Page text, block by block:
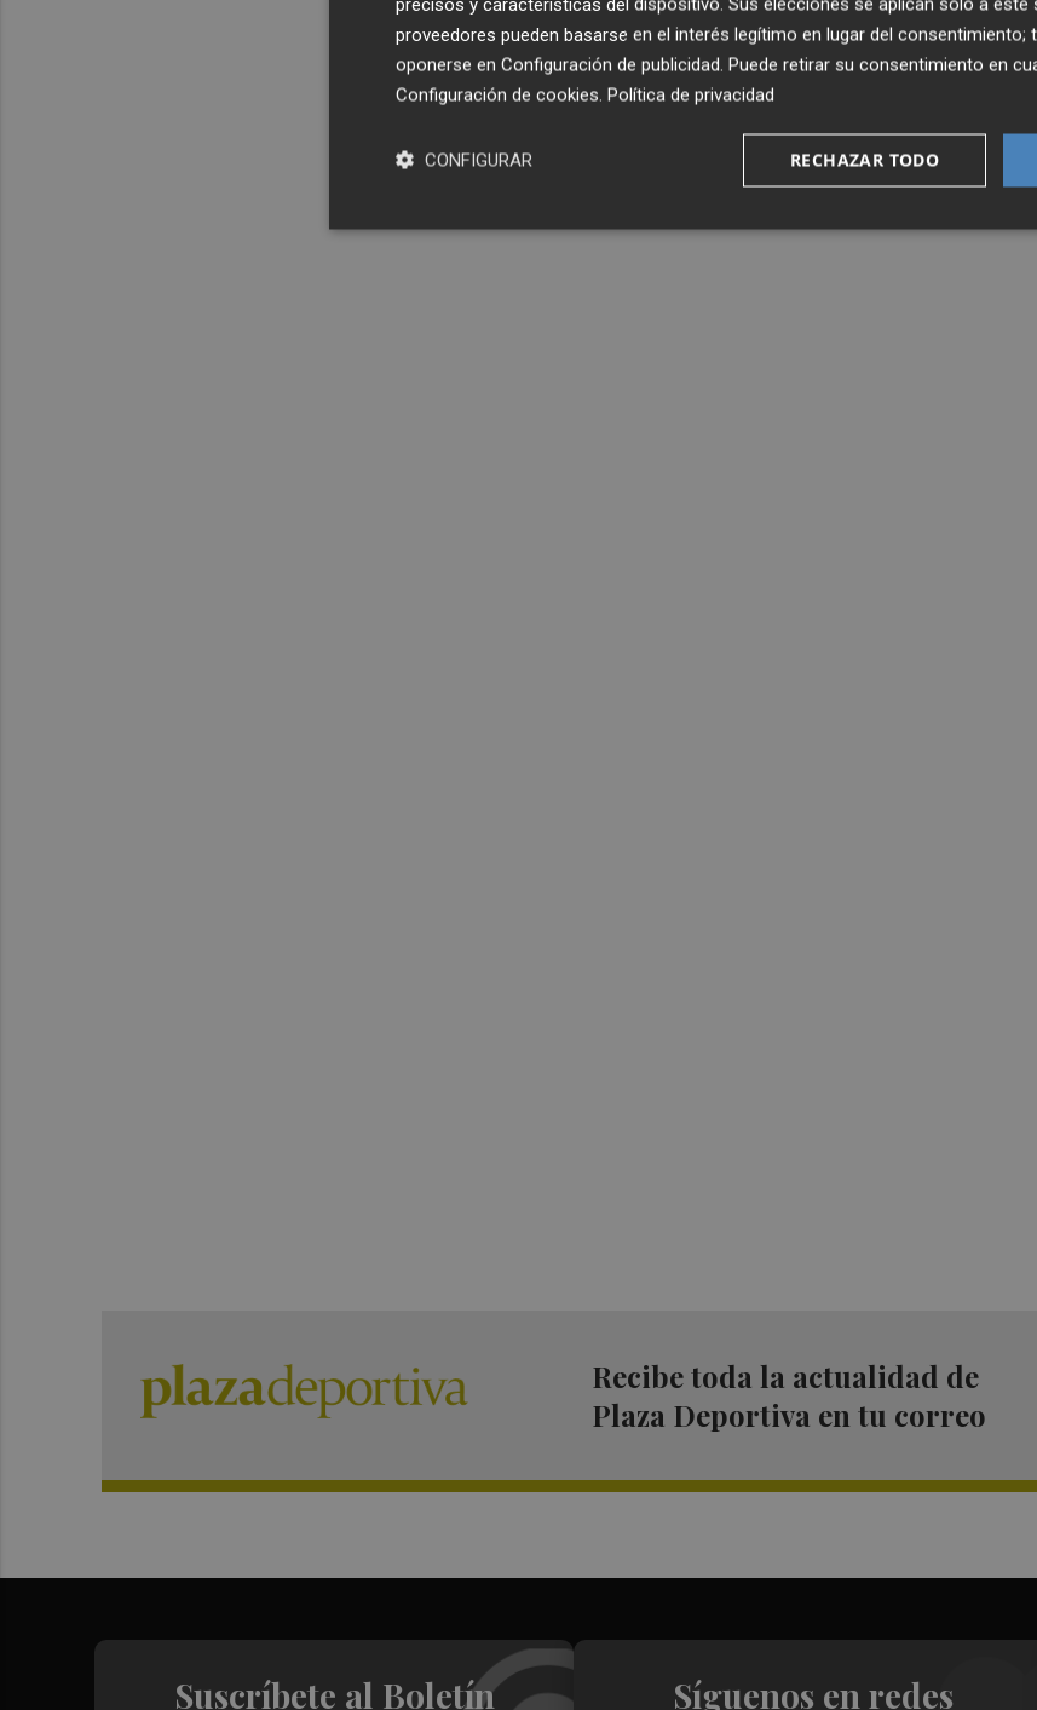
Recibe toda la actualidad de
Plaza Deportiva en tu correo
Suscríbete al Boletín Síguenos en redes
proveedores pueden basarse en el interés legítimo en lugar del consentimiento;
oponerse en Configuración de publicidad. Puede retirar su consentimiento en
Configuración de cookies. Política de privacidad
RECHAZAR TODO
CONFIGURAR